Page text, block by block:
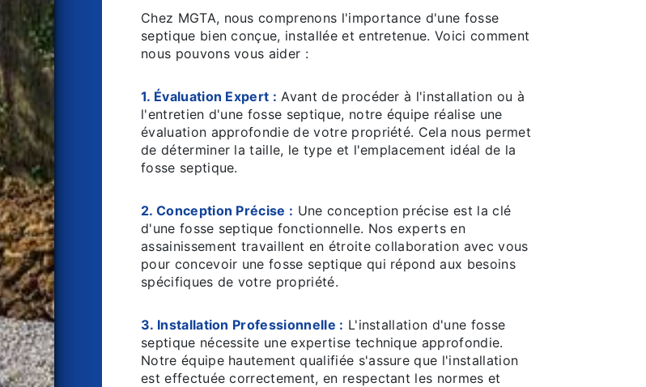
Chez MGTA, nous comprenons l'importance d'une fosse
septique bien conçue, installée et entretenue. Voici comment
nous pouvons vous aider :
1. Évaluation Expert : Avant de procéder à l'installation ou à
l'entretien d'une fosse septique, notre équipe réalise une
évaluation approfondie de votre propriété. Cela nous permet
de déterminer la taille, le type et l'emplacement idéal de la
fosse septique.
2. Conception Précise : Une conception précise est la clé
d'une fosse septique fonctionnelle. Nos experts en
assainissement travaillent en étroite collaboration avec vous
pour concevoir une fosse septique qui répond aux besoins
spécifiques de votre propriété.
3. Installation Professionnelle : L'installation d'une fosse
septique nécessite une expertise technique approfondie.
Notre équipe hautement qualifiée s'assure que l'installation
est effectuée correctement, en respectant les normes et